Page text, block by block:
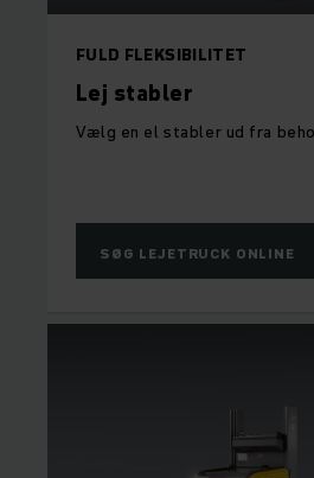
FULD FLEKSIBILITET
Lej stabler
Vælg en el stabler ud fra
SØG LEJETRUCK ONLINE